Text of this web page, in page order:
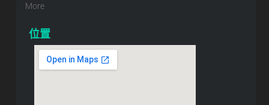
More
位置